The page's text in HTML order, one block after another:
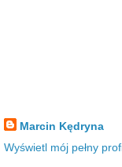
Marcin Kędryna
Wyświetl mój pełny